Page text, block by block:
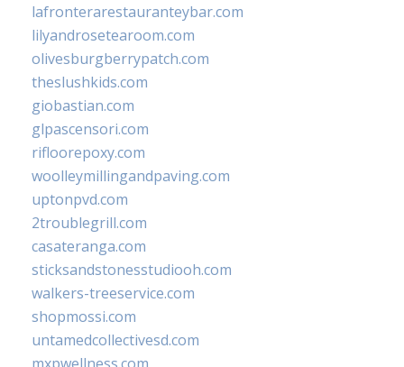
lafronterarestauranteybar.com
lilyandrosetearoom.com
olivesburgberrypatch.com
theslushkids.com
giobastian.com
glpascensori.com
rifloorepoxy.com
woolleymillingandpaving.com
uptonpvd.com
2troublegrill.com
casateranga.com
sticksandstonesstudiooh.com
walkers-treeservice.com
shopmossi.com
untamedcollectivesd.com